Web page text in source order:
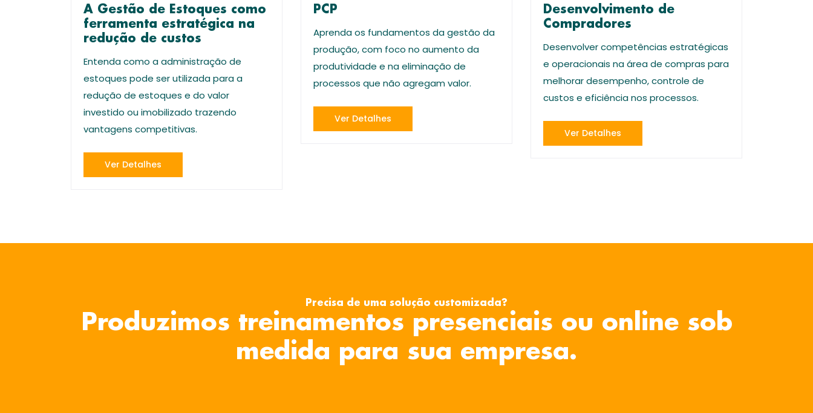
A Gestão de Estoques como
ferramenta estratégica na
redução de custos
Entenda como a administração de
estoques pode ser utilizada para a
redução de estoques e do valor
investido ou imobilizado trazendo
vantagens competitivas.
Ver Detalhes
PCP
Aprenda os fundamentos da gestão da
produção, com foco no aumento da
produtividade e na eliminação de
processos que não agregam valor.
Ver Detalhes
Desenvolvimento de
Compradores
Desenvolver competências estratégicas
e operacionais na área de compras para
melhorar desempenho, controle de
custos e eficiência nos processos.
Ver Detalhes
Precisa de uma solução customizada?
Produzimos treinamentos presenciais ou online sob
medida para sua empresa.